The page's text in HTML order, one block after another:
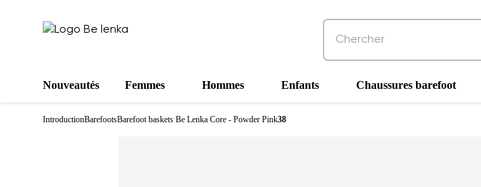
Nouveautés Femmes Hommes Enfants Chaussures barefoot
IntroductionBarefootsBarefoot baskets Be Lenka Core - Powder Pink38